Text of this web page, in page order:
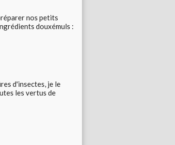
nos petits
douxémuls :
d'insectes, je le
les vertus de